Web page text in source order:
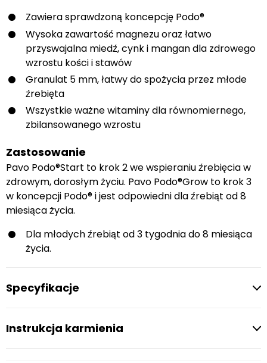
Zawiera sprawdzoną koncepcję Podo®
Wysoka zawartość magnezu oraz łatwo
przyswajalna miedź, cynk i mangan dla zdrowego
wzrostu kości i stawów
Granulat 5 mm, łatwy do spożycia przez młode
źrebięta
Wszystkie ważne witaminy dla równomiernego,
zbilansowanego wzrostu
Zastosowanie
Pavo Podo®Start to krok 2 we wspieraniu źrebięcia w
zdrowym, dorosłym życiu. Pavo Podo®Grow to krok 3
w koncepcji Podo® i jest odpowiedni dla źrebiąt od 8
miesiąca życia.
Dla młodych źrebiąt od 3 tygodnia do 8 miesiąca
życia.
Specyfikacje
Instrukcja karmienia